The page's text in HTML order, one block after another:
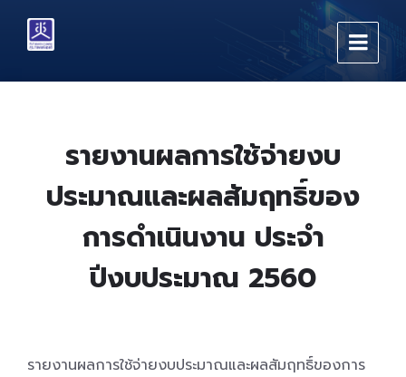
content
main
footer
รายงานผลการใช้จ่ายงบ
ประมาณและผลสัมฤทธิ์ของ
การดำเนินงาน ประจำ
ปีงบประมาณ 2560
รายงานผลการใช้จ่ายงบประมาณและผลสัมฤทธิ์ของการ